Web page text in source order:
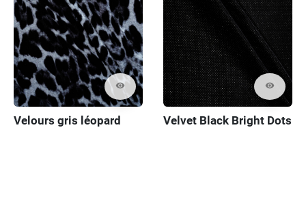
visibility
Velours gris léopard
visibility
Velvet Black Bright Dots